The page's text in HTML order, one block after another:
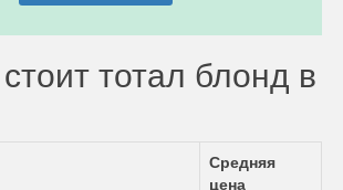
тотал блонд в
Средняя
цена